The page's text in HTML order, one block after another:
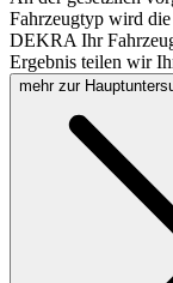
Fahrzeugtyp wird
DEKRA Ihr
Ergebnis teilen wir
mehr zur